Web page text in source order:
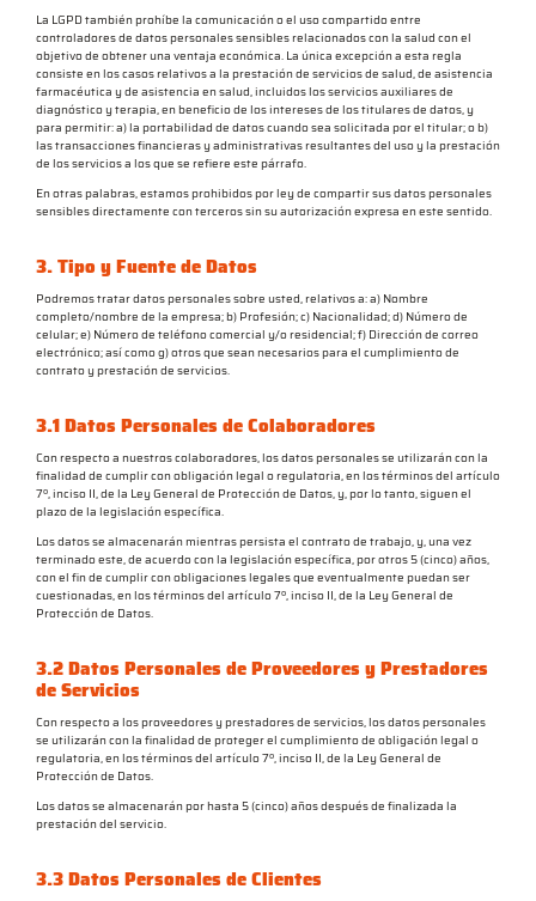
La LGPD también prohíbe la comunicación o el uso compartido entre
controladores de datos personales sensibles relacionados con la salud con el
objetivo de obtener una ventaja económica. La única excepción a esta regla
consiste en los casos relativos a la prestación de servicios de salud, de asistencia
farmacéutica y de asistencia en salud, incluidos los servicios auxiliares de
diagnóstico y terapia, en beneficio de los intereses de los titulares de datos, y
para permitir: a) la portabilidad de datos cuando sea solicitada por el titular; o b)
las transacciones financieras y administrativas resultantes del uso y la prestación
de los servicios a los que se refiere este párrafo.
En otras palabras, estamos prohibidos por ley de compartir sus datos personales
sensibles directamente con terceros sin su autorización expresa en este sentido.
3. Tipo y Fuente de Datos
Podremos tratar datos personales sobre usted, relativos a: a) Nombre
completo/nombre de la empresa; b) Profesión; c) Nacionalidad; d) Número de
celular; e) Número de teléfono comercial y/o residencial; f) Dirección de correo
electrónico; así como g) otros que sean necesarios para el cumplimiento de
contrato y prestación de servicios.
3.1 Datos Personales de Colaboradores
Con respecto a nuestros colaboradores, los datos personales se utilizarán con la
finalidad de cumplir con obligación legal o regulatoria, en los términos del artículo
7º, inciso II, de la Ley General de Protección de Datos, y, por lo tanto, siguen el
plazo de la legislación específica.
Los datos se almacenarán mientras persista el contrato de trabajo, y, una vez
terminado este, de acuerdo con la legislación específica, por otros 5 (cinco) años,
con el fin de cumplir con obligaciones legales que eventualmente puedan ser
cuestionadas, en los términos del artículo 7º, inciso II, de la Ley General de
Protección de Datos.
3.2 Datos Personales de Proveedores y Prestadores
de Servicios
Con respecto a los proveedores y prestadores de servicios, los datos personales
se utilizarán con la finalidad de proteger el cumplimiento de obligación legal o
regulatoria, en los términos del artículo 7º, inciso II, de la Ley General de
Protección de Datos.
Los datos se almacenarán por hasta 5 (cinco) años después de finalizada la
prestación del servicio.
3.3 Datos Personales de Clientes